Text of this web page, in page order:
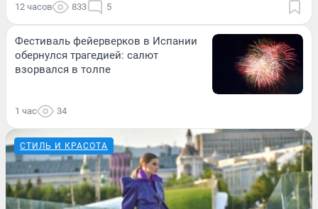
12 часов 833 5
Фестиваль фейерверков в Испании
обернулся трагедией: салют
взорвался в толпе
1 час 34
СТИЛЬ И КРАСОТА